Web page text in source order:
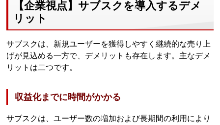
【企業視点】サブスクを導入するデメ
リット
サブスクは、新規ユーザーを獲得しやすく継続的な売り上
げが見込める一方で、デメリットも存在します。主なデメ
リットは二つです。
収益化までに時間がかかる
サブスクは、ユーザー数の増加および長期間の利用により